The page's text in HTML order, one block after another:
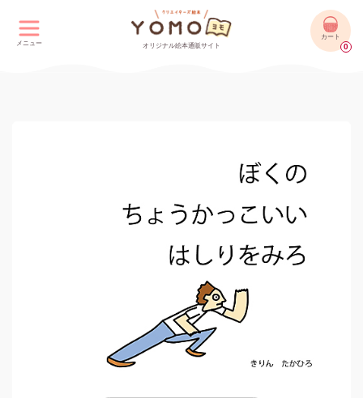
メニュー オリジナル絵本通販サイト
カート
0